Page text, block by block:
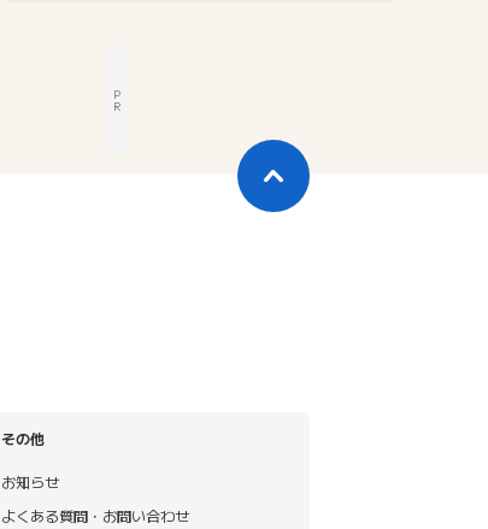
P
R
その他
お知らせ
よくある質問・お問い合わせ